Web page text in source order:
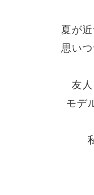
夏が
思い
友
モデ